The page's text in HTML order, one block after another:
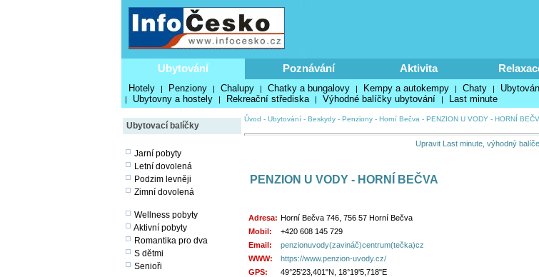
Ubytování Poznávání Aktivita
Hotely | Penziony | Chalupy | Chatky a bungalovy | Kempy a autokempy | Chaty |
| Ubytovny a hostely | Rekreační střediska | Výhodné balíčky ubytování | Last minute
Ubytovací balíčky
Jarní pobyty
Letní dovolená
Podzim levněji
Zimní dovolená
Wellness pobyty
Aktivní pobyty
Romantika pro dva
S dětmi
Senioři
Úvod - Ubytování- Beskydy- Penziony- Horní Bečva - PENZION U VODY - HORNÍ
Upravit Last minute, výhodný
PENZION U VODY - HORNÍ BEČVA
Adresa: Horní Bečva 746, 756 57 Horní Bečva
Mobil:
+420 608 145 729
Email:
penzionuvody(zavináč)centrum(tečka)cz
WWW:
https://www.penzion-uvody.cz/
GPS:
49°25'23,401"N, 18°19'5,718"E